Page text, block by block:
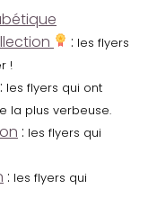
: les flyers
!
: les flyers qui ont
la plus verbeuse.
: les flyers qui
: les flyers qui